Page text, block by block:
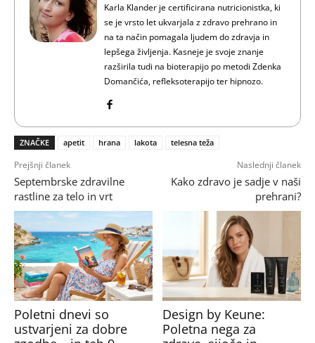
Karla Klander je certificirana nutricionistka, ki
se je vrsto let ukvarjala z zdravo prehrano in
na ta način pomagala ljudem do zdravja in
lepšega življenja. Kasneje je svoje znanje
razširila tudi na bioterapijo po metodi Zdenka
Domančića, refleksoterapijo ter hipnozo.
ZNAČKE apetit hrana lakota telesna teža
Prejšnji članek
Septembrske zdravilne
rastline za telo in vrt
Naslednji članek
Kako zdravo je sadje v naši
prehrani?
Poletni dnevi so
ustvarjeni za dobre
Design by Keune:
Poletna nega za